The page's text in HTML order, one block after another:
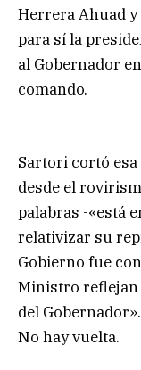
Herrera Ahuad
para sí la
al Gobernador
comando.
Sartori cortó
desde el
palabras -«está
relativizar su
Gobierno fue
Ministro reflejan
del
No hay vuelta.